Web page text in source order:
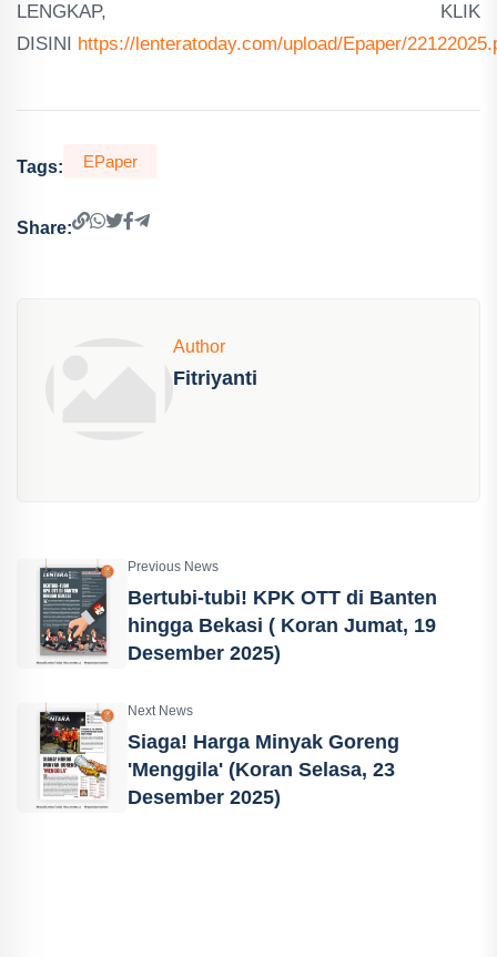
LENGKAP, KLIK
DISINI https://lenteratoday.com/upload/Epaper/
Tags: EPaper
Share:
Author
Fitriyanti
Previous News
Bertubi-tubi! KPK OTT di Banten
hingga Bekasi ( Koran Jumat, 19
Desember 2025)
Next News
Siaga! Harga Minyak Goreng
'Menggila' (Koran Selasa, 23
Desember 2025)